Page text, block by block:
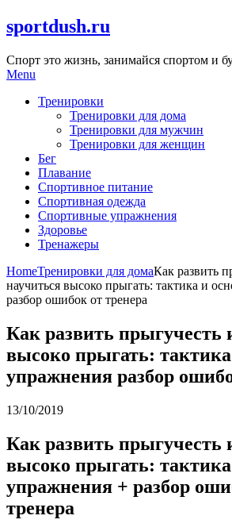
Skip
to
sportdush.ru
Спорт это жизнь, занимайся спортом и
Menu
Тренировки
Тренировки для дома
Тренировки для мужчин
Тренировки для женщин
Бег
Плавание
Спортивное питание
Спортивная одежда
Спортивные упражнения
Здоровье
Тренажеры
HomeТренировки для домаКак развить
научиться высоко прыгать: тактика и
разбор ошибок от тренера
Как развить прыгучесть
высоко прыгать:
упражнения разбор
13/10/2019
Как развить прыгучесть
высоко прыгать:
упражнения + разбор
тренера